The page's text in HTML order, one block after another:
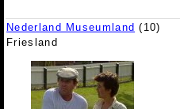
Nederland Museumland (10)
Friesland